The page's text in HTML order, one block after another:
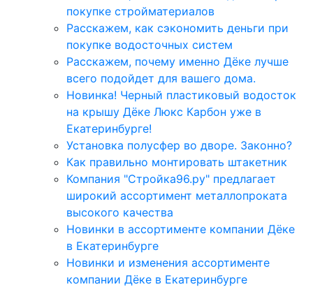
покупке стройматериалов
Расскажем, как сэкономить деньги при
покупке водосточных систем
Расскажем, почему именно Дёке лучше
всего подойдет для вашего дома.
Новинка! Черный пластиковый водосток
на крышу Дёке Люкс Карбон уже в
Екатеринбурге!
Установка полусфер во дворе. Законно?
Как правильно монтировать штакетник
Компания "Стройка96.ру" предлагает
широкий ассортимент металлопроката
высокого качества
Новинки в ассортименте компании Дёке
в Екатеринбурге
Новинки и изменения ассортименте
компании Дёке в Екатеринбурге